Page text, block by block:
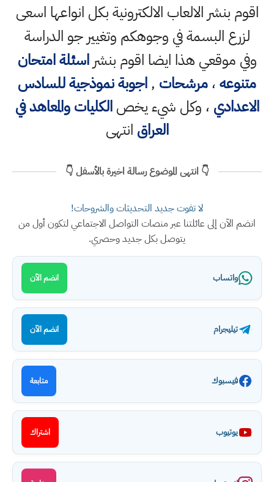
بنشر الالعاب الالكترونية بكل انواعها اسعى
لزرع البسمة في وجوهكم وتغيير جو الدراسة
موقعي هذا ايضا اقوم بنشراسئلة امتحان
،مرشحات,اجوبة نموذجية للسادس
، وكل شيء يخصالكليات والمعاهد في
العراقانتهى
👇 انتهى الموضوع رسالة اخيرة بالأسفل 👇
لا تفوت جديد التحديثات والشروحات!
الآن إلى عائلتنا عبر منصات التواصل الاجتماعي لتكون أول من
يتوصل بكل جديد وحصري.
واتساب انضم الآن
تيليجرام انضم الآن
فيسبوك
يوتيوب